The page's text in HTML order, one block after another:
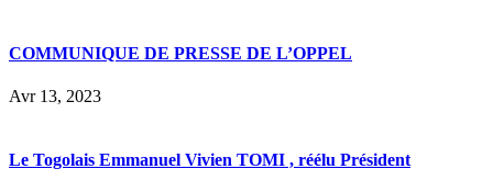
COMMUNIQUE DE PRESSE DE L’OPPEL
Avr 13, 2023
Le Togolais Emmanuel Vivien TOMI , réélu Président